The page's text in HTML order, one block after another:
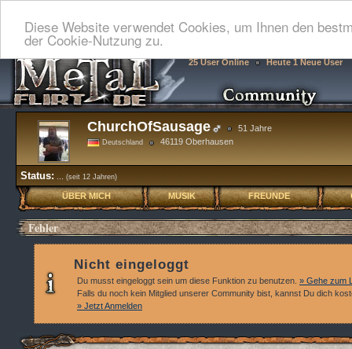
Diese Website verwendet Cookies, um Ihnen den
der Cookie-Nutzung zu.
25 User Online Heute 1 Neue User
ChurchOfSausage 51 Jahre
Deutschland 46119 Oberhausen
Status: (seit 12 Jahren)
ÜBER MICH MUSIK FREUNDE
Fehler
Nicht eingeloggt
Du musst eingeloggt sein um diese Funktion zu benutzen. » Gehe zum
Falls du noch kein Mitglied unserer Community bist, kannst Du dich
» Jetzt Anmelden